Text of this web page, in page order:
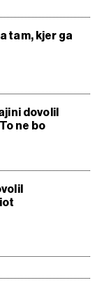
tam, kjer ga
dovolil
ne bo